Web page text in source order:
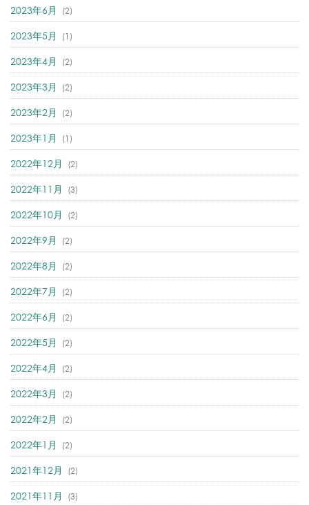
2023年6月 (2)
2023年5月 (1)
2023年4月 (2)
2023年3月 (2)
2023年2月 (2)
2023年1月 (1)
2022年12月 (2)
2022年11月 (3)
2022年10月 (2)
2022年9月 (2)
2022年8月 (2)
2022年7月 (2)
2022年6月 (2)
2022年5月 (2)
2022年4月 (2)
2022年3月 (2)
2022年2月 (2)
2022年1月 (2)
2021年12月 (2)
2021年11月 (3)